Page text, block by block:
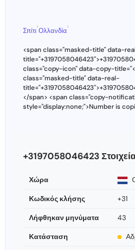
Σπίτι
›
Ολλανδία
›
<span class="masked-title" data-
class="copy-icon" data-copy-
class="masked-title" data-real-
</span> <span class="copy-
style="display:none;">Number is
+3197058046423
Χώρα
Κωδικός κλήσης +31
Λήφθηκαν μηνύματα 43
Κατάσταση